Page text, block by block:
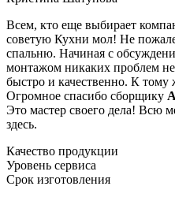
Всем, кто еще выбирает
советую Кухни мол! Не
спальню. Начиная с
монтажом никаких проблем
быстро и качественно. К
Огромное спасибо сборщику
Это мастер своего дела! Всю
здесь.
Качество продукции
Уровень сервиса
Срок изготовления